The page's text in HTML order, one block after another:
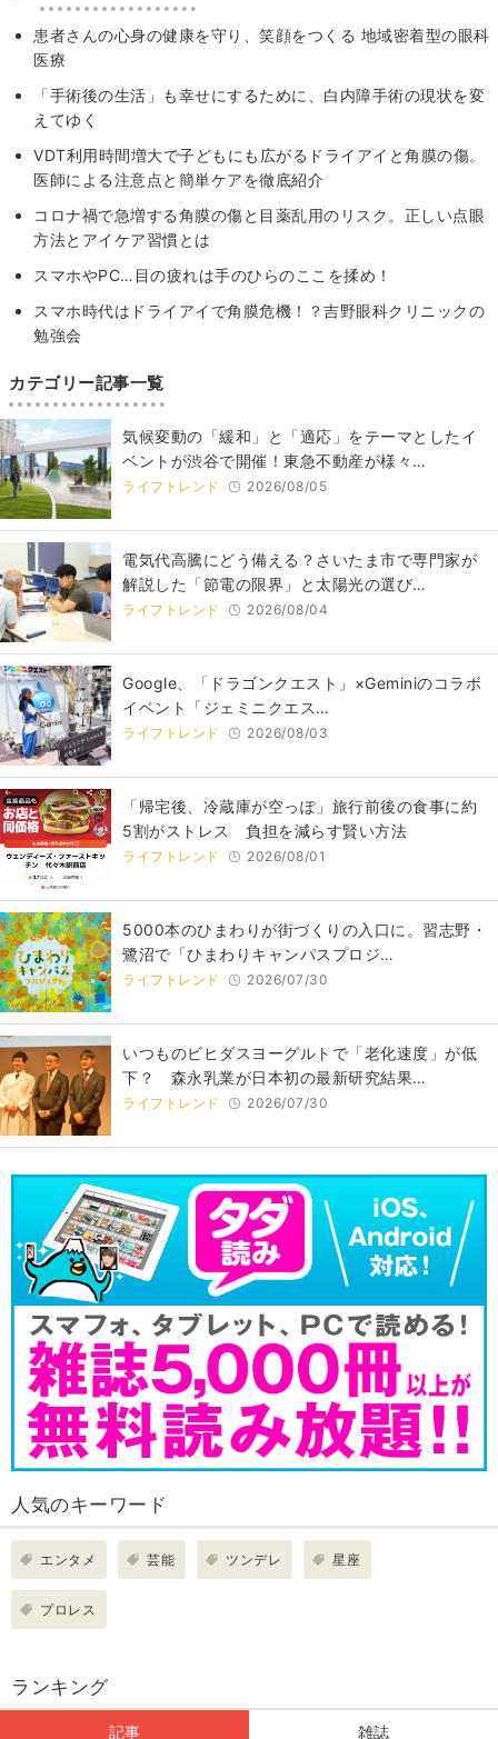
患者さんの心身の健康を守り、笑顔をつくる 地域密着型の眼科
医療
「手術後の生活」も幸せにするために、白内障手術の現状を変
えてゆく
VDT利用時間増大で子どもにも広がるドライアイと角膜の傷。
医師による注意点と簡単ケアを徹底紹介
コロナ禍で急増する角膜の傷と目薬乱用のリスク。正しい点眼
方法とアイケア習慣とは
スマホやPC…目の疲れは手のひらのここを揉め！
スマホ時代はドライアイで角膜危機！？吉野眼科クリニックの
勉強会
カテゴリー記事一覧
気候変動の「緩和」と「適応」をテーマとしたイ
ベントが渋谷で開催！東急不動産が様々…
ライフトレンド 2026/08/05
電気代高騰にどう備える？さいたま市で専門家が
解説した「節電の限界」と太陽光の選び…
ライフトレンド 2026/08/04
Google、「ドラゴンクエスト」×Geminiのコラボ
イベント「ジェミニクエス…
ライフトレンド 2026/08/03
「帰宅後、冷蔵庫が空っぽ」旅行前後の食事に約
5割がストレス 負担を減らす賢い方法
ライフトレンド 2026/08/01
5000本のひまわりが街づくりの入口に。習志野・
鷺沼で「ひまわりキャンパスプロジ…
ライフトレンド 2026/07/30
いつものビヒダスヨーグルトで「老化速度」が低
下？ 森永乳業が日本初の最新研究結果…
ライフトレンド 2026/07/30
人気のキーワード
エンタメ 芸能 ツンデレ 星座
プロレス
ランキング
記事 雑誌